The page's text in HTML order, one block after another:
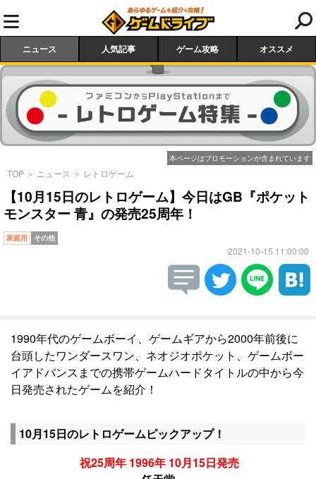
ニュース 人気記事 ゲーム攻略 オススメ
本ページはプロモーションが含まれています
TOP ＞ ニュース ＞ レトロゲーム
【10月15日のレトロゲーム】今日はGB『ポケット
モンスター 青』の発売25周年！
家庭用 その他
2021-10-15 11:00:00
1990年代のゲームボーイ、ゲームギアから2000年前後に
台頭したワンダースワン、ネオジオポケット、ゲームボー
イアドバンスまでの携帯ゲームハードタイトルの中から今
日発売されたゲームを紹介！
10月15日のレトロゲームピックアップ！
祝25周年 1996年 10月15日発売